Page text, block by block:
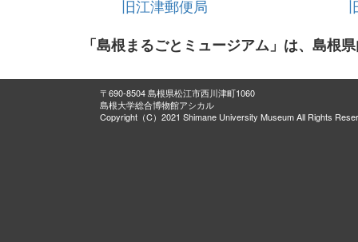
旧江津郵便局
「島根まるごとミュージアム」は、島根
〒690-8504 島根県松江市西川津町1060
島根大学総合博物館アシカル
Copyright（C）2021 Shimane University Museum All Rights